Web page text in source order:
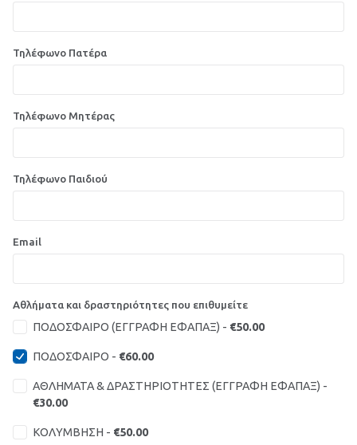
Τηλέφωνο Πατέρα
Τηλέφωνο Μητέρας
Τηλέφωνο Παιδιού
Email
Αθλήματα και δραστηριότητες που επιθυμείτε
ΠΟΔΟΣΦΑΙΡΟ (ΕΓΓΡΑΦΗ ΕΦΑΠΑΞ) - €50.00
ΠΟΔΟΣΦΑΙΡΟ - €60.00
ΑΘΛΗΜΑΤΑ & ΔΡΑΣΤΗΡΙΟΤΗΤΕΣ (ΕΓΓΡΑΦΗ ΕΦΑΠΑΞ) -
€30.00
ΚΟΛΥΜΒΗΣΗ - €50.00